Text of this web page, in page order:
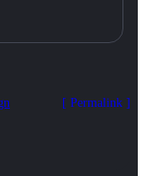
Permalink